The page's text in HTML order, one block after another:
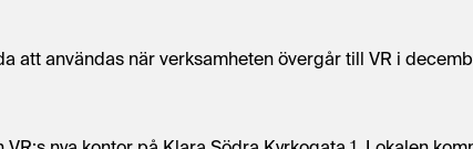
att användas när verksamheten övergår till VR i